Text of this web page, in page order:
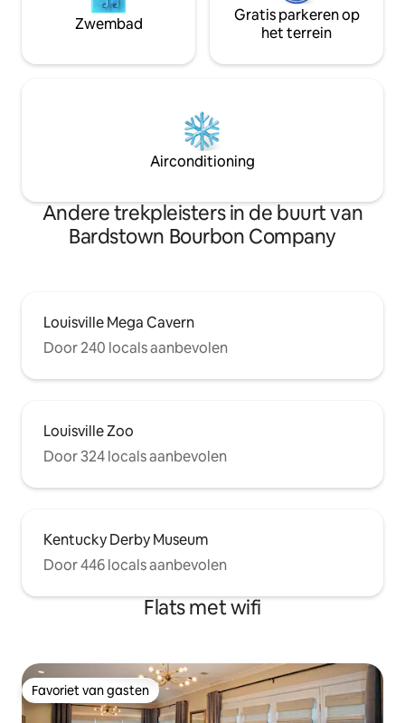
Zwembad
Gratis parkeren op
het terrein
Airconditioning
Andere trekpleisters in de buurt van
Bardstown Bourbon Company
Louisville Mega Cavern
Door 240 locals aanbevolen
Louisville Zoo
Door 324 locals aanbevolen
Kentucky Derby Museum
Door 446 locals aanbevolen
Flats met wifi
Favoriet van gasten
Favoriet van gasten